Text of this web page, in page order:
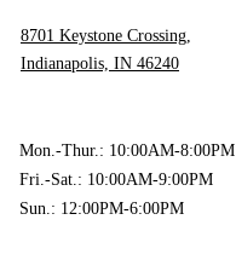
8701 Keystone Crossing,
Indianapolis, IN 46240
Mon.-Thur.: 10:00AM-8:00PM
Fri.-Sat.: 10:00AM-9:00PM
Sun.: 12:00PM-6:00PM